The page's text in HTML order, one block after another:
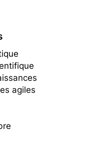
agiles